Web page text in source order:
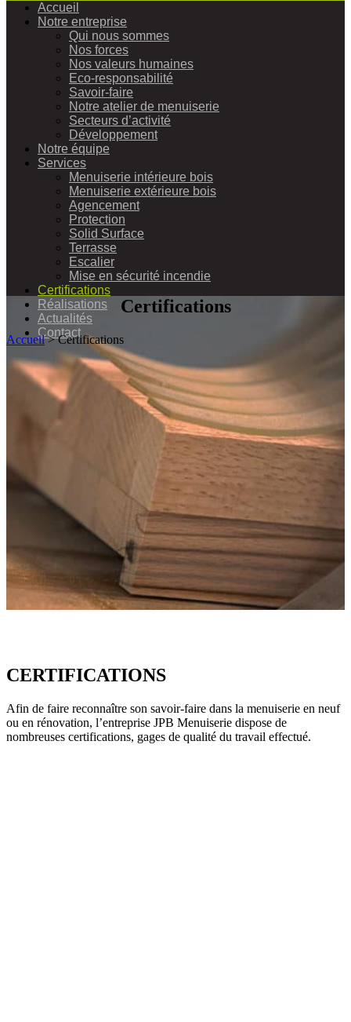
Accueil
Notre entreprise
Qui nous sommes
Nos forces
Nos valeurs humaines
Eco-responsabilité
Savoir-faire
Notre atelier de menuiserie
Secteurs d’activité
Développement
Notre équipe
Services
Menuiserie intérieure bois
Menuiserie extérieure bois
Agencement
Protection
Solid Surface
Terrasse
Escalier
Mise en sécurité incendie
Certifications
Réalisations
Actualités
Contact
Certifications
Accueil>Certifications
CERTIFICATIONS
Afin de faire reconnaître son savoir-faire dans la menuiserie en neuf
ou en rénovation, l’entreprise JPB Menuiserie dispose de
nombreuses certifications, gages de qualité du travail effectué.